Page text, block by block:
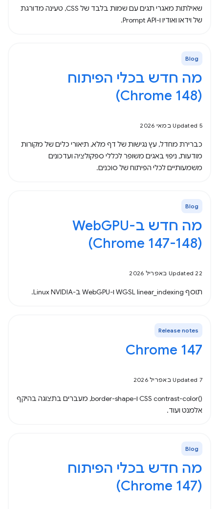
שאילתות מאגרי תגים עם שמות בלבד של CSS, טעינה מדורגת
של וידאו ואודיו ו-Prompt API.
Blog
מה חדש בכלי הפיתוח
(Chrome 148)
Updated 5 במאי 2026
כברירת מחדל, עץ נגישות של דף מלא, תיאורי כלים של מקורות
מודעות, ניפוי באגים משופר לכללי ספקולציה ועדכונים
משמעותיים לכלי הפיתוח של סוכנים.
Blog
(Chrome 147-148)
Updated 22 באפריל 2026
תוסף WGSL linear_indexing ו-WebGPU ב-Linux NVIDIA.
Release notes
Chrome 147
Updated 7 באפריל 2026
‫CSS contrast-color()‎ ו-border-shape, מעברים בתצוגה בהיקף
אלמנט ועוד.
Blog
מה חדש בכלי הפיתוח
(Chrome 147)